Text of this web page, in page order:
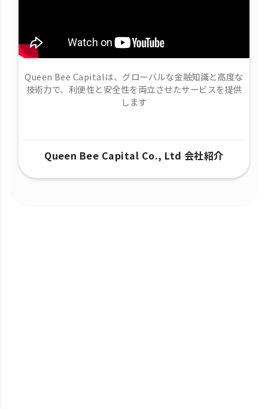
Queen Bee Capitalは、グローバルな金融知識と高度な
技術力で、​利便性と安全性を両立させたサービスを提供
します
Queen Bee Capital Co., Ltd 会社紹介